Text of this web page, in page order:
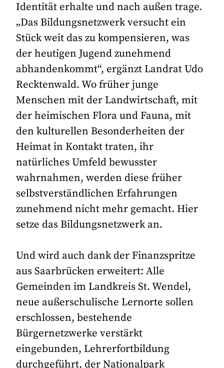
Identität erhalte und nach außen trage.
„Das Bildungsnetzwerk versucht ein
Stück weit das zu kompensieren, was
der heutigen Jugend zunehmend
abhandenkommt“, ergänzt Landrat Udo
Recktenwald. Wo früher junge
Menschen mit der Landwirtschaft, mit
der heimischen Flora und Fauna, mit
den kulturellen Besonderheiten der
Heimat in Kontakt traten, ihr
natürliches Umfeld bewusster
wahrnahmen, werden diese früher
selbstverständlichen Erfahrungen
zunehmend nicht mehr gemacht. Hier
setze das Bildungsnetzwerk an.
Und wird auch dank der Finanzspritze
aus Saarbrücken erweitert: Alle
Gemeinden im Landkreis St. Wendel,
neue außerschulische Lernorte sollen
erschlossen, bestehende
Bürgernetzwerke verstärkt
eingebunden, Lehrerfortbildung
durchgeführt, der Nationalpark